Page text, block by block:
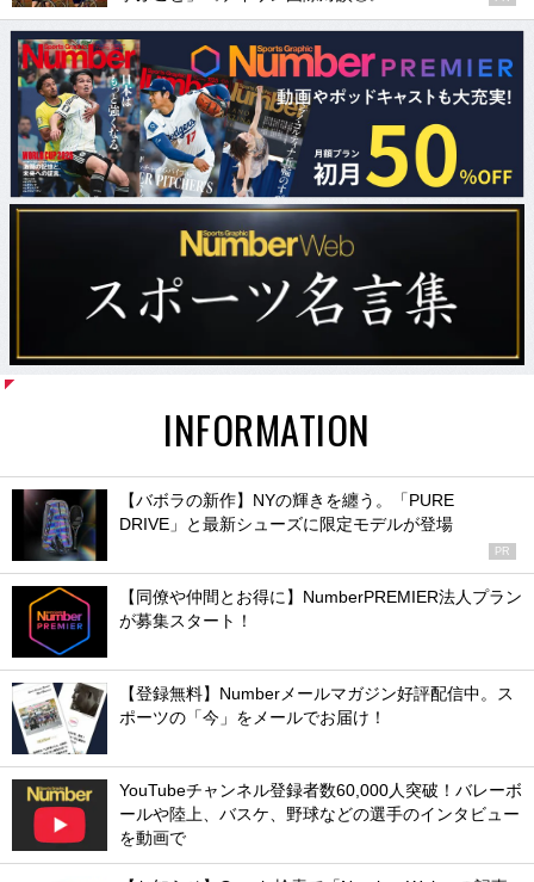
INFORMATION
【バボラの新作】NYの輝きを纏う。「PURE
DRIVE」と最新シューズに限定モデルが登場
PR
【同僚や仲間とお得に】NumberPREMIER法人プラン
が募集スタート！
【登録無料】Numberメールマガジン好評配信中。ス
ポーツの「今」をメールでお届け！
YouTubeチャンネル登録者数60,000人突破！バレーボ
ールや陸上、バスケ、野球などの選手のインタビュー
を動画で